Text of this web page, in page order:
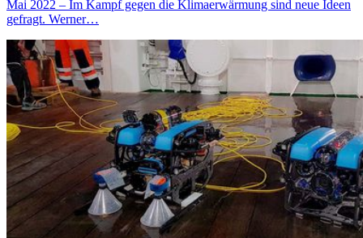
Mai 2022 – Im Kampf gegen die Klimaerwärmung sind neue Ideen
gefragt. Werner…